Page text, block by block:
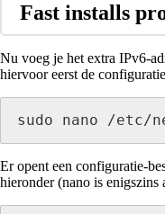
Fast installs
Nu voeg je het extra IPv6-
hiervoor eerst de
sudo nano /etc/
Er opent een configuratie-
hieronder (nano is enigszins